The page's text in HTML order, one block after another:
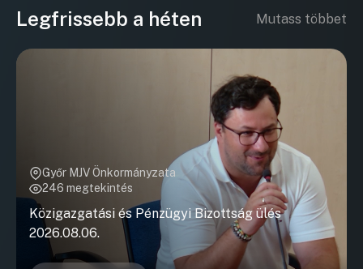
Legfrissebb a héten Mutass többet
Győr MJV Önkormányzata
246 megtekintés
Közigazgatási és Pénzügyi Bizottság ülés
2026.08.06.